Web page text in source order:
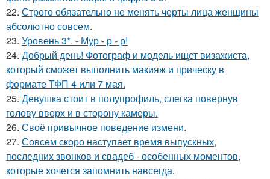
22. Строго обязательно не менять черты лица женщины
абсолютно совсем.
23. Уровень 3*. - Мур - р - р!
24. Добрый день! Фотограф и модель ищет визажиста,
который сможет выполнить макияж и прическу в
формате ТФП 4 или 7 мая.
25. Девушка стоит в полупрофиль, слегка повернув
голову вверх и в сторону камеры.
26. Своё привычное поведение измени.
27. Совсем скоро наступает время выпускных,
последних звонков и свадеб - особенных моментов,
которые хочется запомнить навсегда.